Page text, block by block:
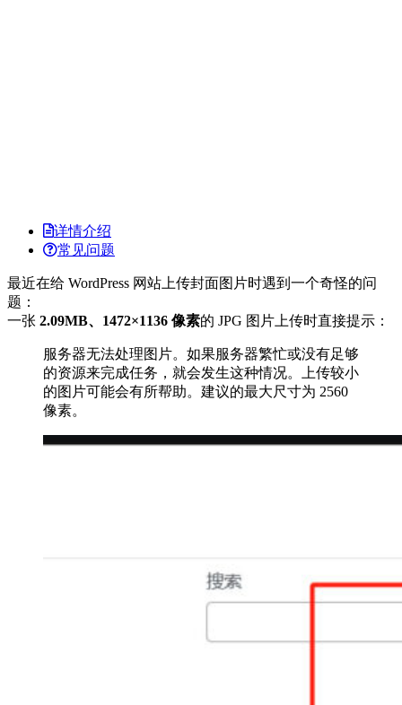
详情介绍
常见问题
最近在给 WordPress 网站上传封面图片时遇到一个奇怪的问
题：
一张 2.09MB、1472×1136 像素的 JPG 图片上传时直接提示：
服务器无法处理图片。如果服务器繁忙或没有足够
的资源来完成任务，就会发生这种情况。上传较小
的图片可能会有所帮助。建议的最大尺寸为 2560
像素。